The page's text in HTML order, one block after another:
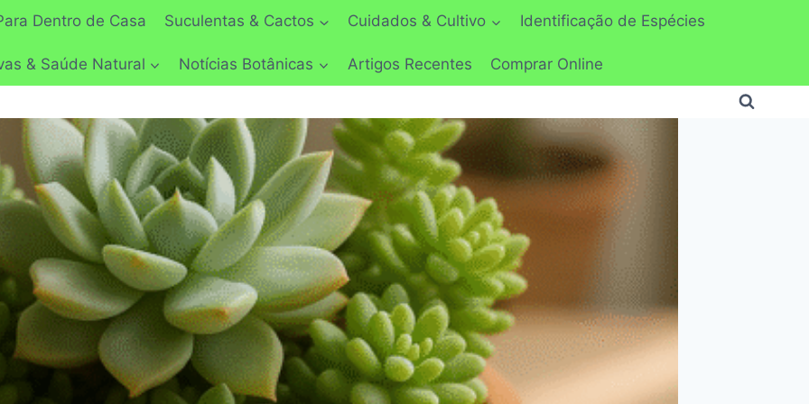
Dentro de Casa Suculentas & Cactos Cuidados & Cultivo Identificação de Espécies
& Saúde Natural Notícias Botânicas Artigos Recentes Comprar Online